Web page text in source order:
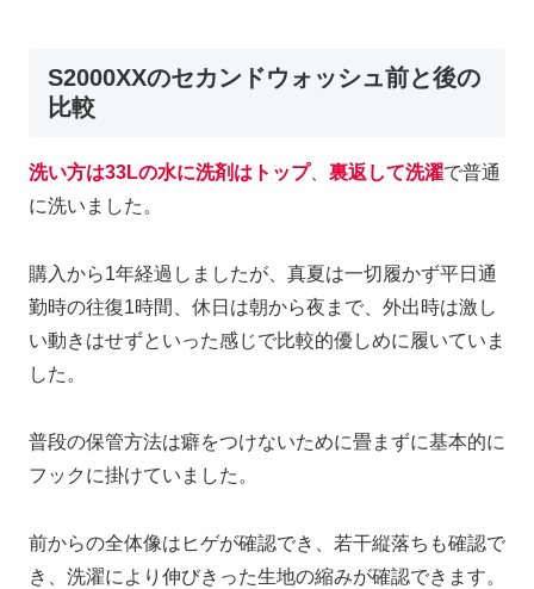
S2000XXのセカンドウォッシュ前と後の
比較
洗い方は33Lの水に洗剤はトップ、 裏返して洗濯で普通
に洗いました。
購入から1年経過しましたが、真夏は一切履かず平日通
勤時の往復1時間、休日は朝から夜まで、外出時は激し
い動きはせずといった感じで比較的優しめに履いていま
した。
普段の保管方法は癖をつけないために畳まずに基本的に
フックに掛けていました。
前からの全体像はヒゲが確認でき、若干縦落ちも確認で
き、洗濯により伸びきった生地の縮みが確認できます。